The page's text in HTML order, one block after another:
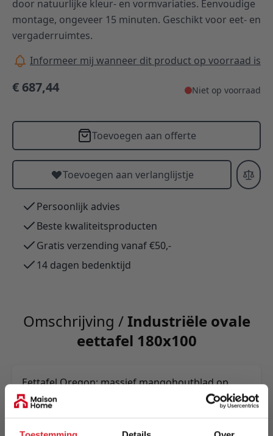
door natuurlijke kleur- en vormvariaties. Eenvoudige
montage, ongeveer 15 minuten. Geschikt voor eet- en
vergaderruimtes.
Informeer mij wanneer dit product op voorraad is
€ 687,44 Niet op voorraad
Toevoegen aan offerte
Toevoegen aan verlanglijstje
Persoonlijk advies
Beste kwaliteitsproducten
Gratis verzending vanaf €50,-
14 dagen bedenktijd
Omschrijving /Industriële ovale
eettafel 180x100
Eettafel Oregon: massief mangohoutblad op
zwart gepoedercoat stalen frame—robuuste,
industriële ovalen tafel. Verkrijgbaar in meerdere